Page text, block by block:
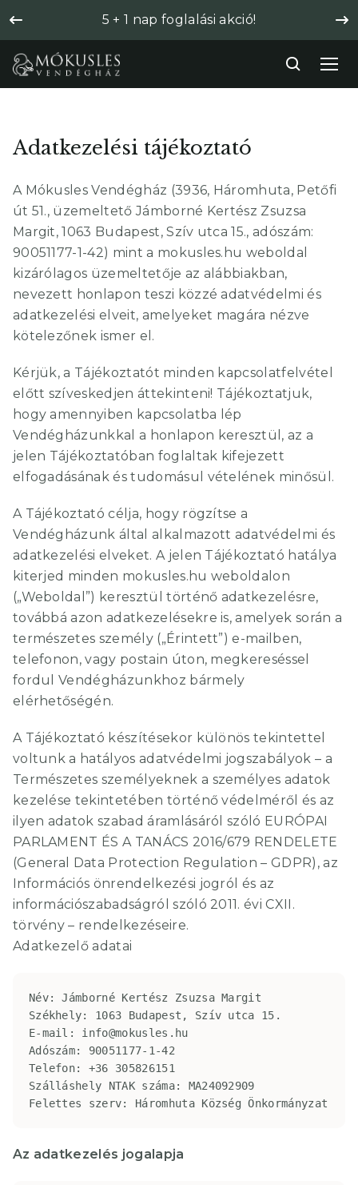
5 + 1 nap foglalási akció!
Adatkezelési tájékoztató
A Mókusles Vendégház (3936, Háromhuta, Petőfi
út 51., üzemeltető Jámborné Kertész Zsuzsa
Margit, 1063 Budapest, Szív utca 15., adószám:
90051177-1-42) mint a mokusles.hu weboldal
kizárólagos üzemeltetője az alábbiakban,
nevezett honlapon teszi közzé adatvédelmi és
adatkezelési elveit, amelyeket magára nézve
kötelezőnek ismer el.
Kérjük, a Tájékoztatót minden kapcsolatfelvétel
előtt szíveskedjen áttekinteni! Tájékoztatjuk,
hogy amennyiben kapcsolatba lép
Vendégházunkkal a honlapon keresztül, az a
jelen Tájékoztatóban foglaltak kifejezett
elfogadásának és tudomásul vételének minősül.
A Tájékoztató célja, hogy rögzítse a
Vendégházunk által alkalmazott adatvédelmi és
adatkezelési elveket. A jelen Tájékoztató hatálya
kiterjed minden mokusles.hu weboldalon
(„Weboldal”) keresztül történő adatkezelésre,
továbbá azon adatkezelésekre is, amelyek során a
természetes személy („Érintett”) e-mailben,
telefonon, vagy postain úton, megkereséssel
fordul Vendégházunkhoz bármely
elérhetőségén.
A Tájékoztató készítésekor különös tekintettel
voltunk a hatályos adatvédelmi jogszabályok – a
Természetes személyeknek a személyes adatok
kezelése tekintetében történő védelméről és az
ilyen adatok szabad áramlásáról szóló EURÓPAI
PARLAMENT ÉS A TANÁCS 2016/679 RENDELETE
(General Data Protection Regulation – GDPR), az
Információs önrendelkezési jogról és az
információszabadságról szóló 2011. évi CXII.
törvény – rendelkezéseire.
Adatkezelő adatai
Név: Jámborné Kertész Zsuzsa Margit
Székhely: 1063 Budapest, Szív utca 15.
E-mail: info@mokusles.hu
Adószám: 90051177-1-42
Telefon: +36 305826151
Szálláshely NTAK száma: MA24092909
Felettes szerv: Háromhuta Község Önkormányzat
Az adatkezelés jogalapja